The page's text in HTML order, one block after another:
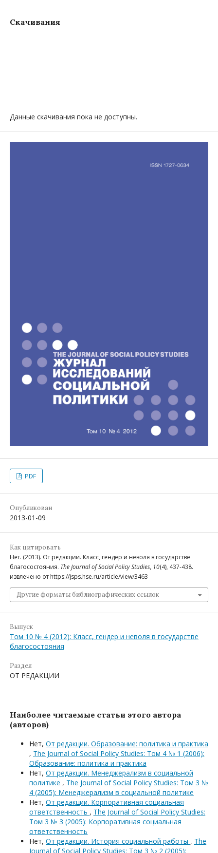
Скачивания
Данные скачивания пока не доступны.
PDF
Опубликован
2013-01-09
Как цитировать
Нет. (2013). От редакции. Класс, гендер и неволя в государстве
благосостояния. The Journal of Social Policy Studies, 10(4), 437-438.
извлечено от https://jsps.hse.ru/article/view/3463
Другие форматы библиографических ссылок
Выпуск
Том 10 № 4 (2012): Класс, гендер и неволя в государстве
благосостояния
Раздел
ОТ РЕДАКЦИИ
Наиболее читаемые статьи этого автора
(авторов)
Нет, От редакции. Образование: политика и практика
, The Journal of Social Policy Studies: Том 4 № 1 (2006):
Образование: политика и практика
Нет, От редакции. Менеджерализм в социальной
политике , The Journal of Social Policy Studies: Том 3 №
4 (2005): Менеджерализм в социальной политике
Нет, От редакции. Корпоративная социальная
ответственность , The Journal of Social Policy Studies:
Том 3 № 3 (2005): Корпоративная социальная
ответственность
Нет, От редакции. История социальной работы , The
Journal of Social Policy Studies: Том 3 № 2 (2005):